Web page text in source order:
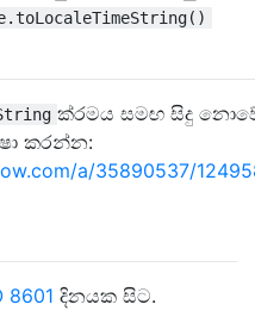
ක්රමය සමඟ සිදු
කරන්න:
a/35890537/
8601 දිනයක සිට.